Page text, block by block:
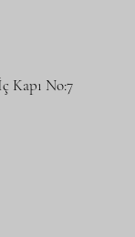
Kapı No:7